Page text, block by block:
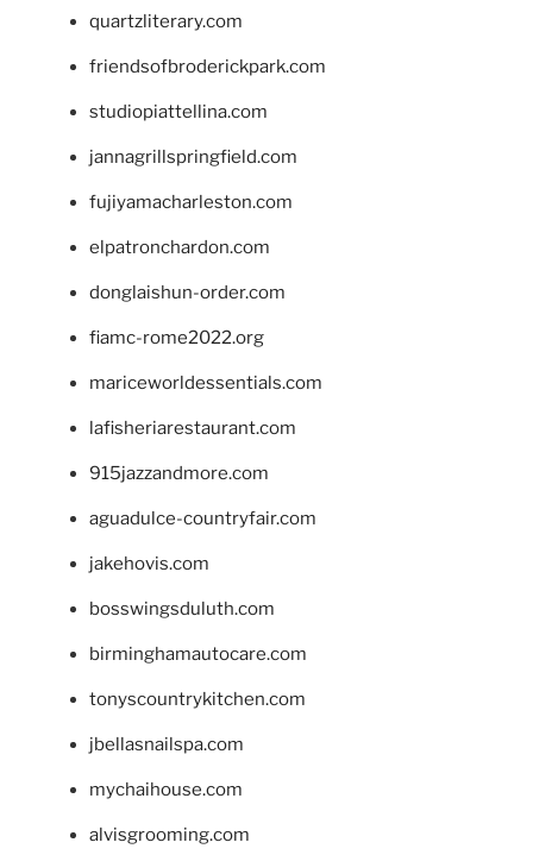
quartzliterary.com
friendsofbroderickpark.com
studiopiattellina.com
jannagrillspringfield.com
fujiyamacharleston.com
elpatronchardon.com
donglaishun-order.com
fiamc-rome2022.org
mariceworldessentials.com
lafisheriarestaurant.com
915jazzandmore.com
aguadulce-countryfair.com
jakehovis.com
bosswingsduluth.com
birminghamautocare.com
tonyscountrykitchen.com
jbellasnailspa.com
mychaihouse.com
alvisgrooming.com